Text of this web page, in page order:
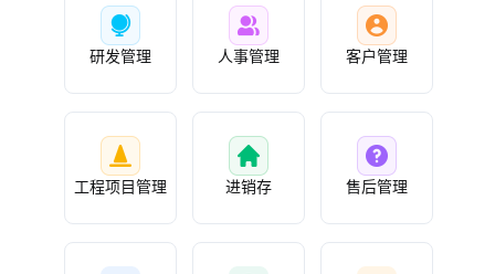
研发管理 人事管理 客户管理
工程项目管理 进销存 售后管理